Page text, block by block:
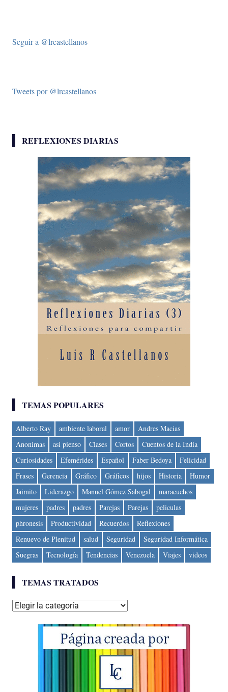
Seguir a @lrcastellanos
Tweets por @lrcastellanos
REFLEXIONES DIARIAS
TEMAS POPULARES
Alberto Ray ambiente laboral amor
Andres Macias
Anonimas
asi pienso Clases Cortos
Cuentos de la India
Curiosidades
Efemérides Español Faber Bedoya
Felicidad
Frases
Gerencia Gráfico Gráficos hijos Historia
Humor
Jaimito
Liderazgo Manuel Gómez Sabogal
maracuchos
mujeres
padres padres Parejas Parejas
peliculas
phronesis
Productividad Recuerdos
Reflexiones
Renuevo de Plenitud
salud Seguridad
Seguridad Informática
Suegras
Tecnología Tendencias Venezuela Viajes videos
TEMAS TRATADOS
Temas